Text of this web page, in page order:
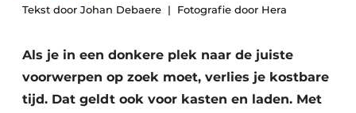
Tekst door Johan Debaere
Fotografie door Hera
Als je in een donkere plek naar de juiste
voorwerpen op zoek moet, verlies je kostbare
tijd. Dat geldt ook voor kasten en laden. Met